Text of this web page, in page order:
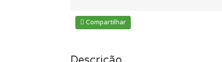
Compartilhar